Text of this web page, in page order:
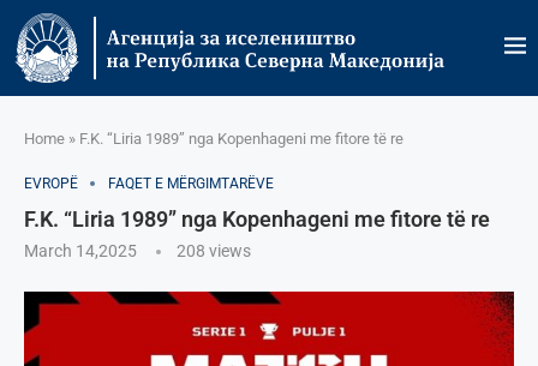
Home » F.K. “Liria 1989” nga Kopenhageni me fitore të re
EVROPË FAQET E MËRGIMTARËVE
F.K. “Liria 1989” nga Kopenhageni me fitore të re
March 14,2025 208 views